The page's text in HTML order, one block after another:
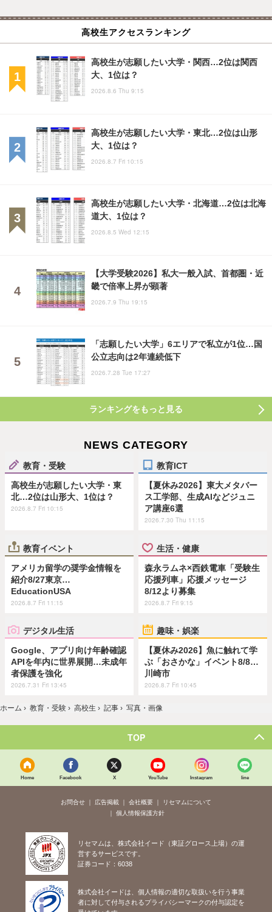
高校生アクセスランキング
高校生が志願したい大学・関西…2位は関西
大、1位は？
2026.8.6 Thu 9:15
高校生が志願したい大学・東北…2位は山形
大、1位は？
2026.8.7 Fri 10:15
高校生が志願したい大学・北海道…2位は北海
道大、1位は？
2026.8.5 Wed 12:15
【大学受験2026】私大一般入試、首都圏・近
畿で倍率上昇が顕著
2026.7.9 Thu 19:15
「志願したい大学」6エリアで私立が1位…国
公立志向は2年連続低下
2026.7.28 Tue 17:27
ランキングをもっと見る
NEWS CATEGORY
教育・受験
高校生が志願したい大学・東
北…2位は山形大、1位は？
2026.8.7 Fri 10:15
教育ICT
【夏休み2026】東大メタバー
ス工学部、生成AIなどジュニ
ア講座6選
2026.7.30 Thu 11:15
教育イベント
アメリカ留学の奨学金情報を
紹介8/27東京…
EducationUSA
2026.8.7 Fri 11:15
生活・健康
森永ラムネ×西鉄電車「受験生
応援列車」応援メッセージ
8/12より募集
2026.8.7 Fri 9:15
デジタル生活
Google、アプリ向け年齢確認
APIを年内に世界展開…未成年
者保護を強化
2026.7.31 Fri 13:45
趣味・娯楽
【夏休み2026】魚に触れて学
ぶ「おさかな」イベント8/8…
川崎市
2026.8.7 Fri 10:45
ホーム › 教育・受験 › 高校生 › 記事 › 写真・画像
TOP
Home Facebook X YouTube Instagram line
お問合せ 広告掲載 会社概要
リセマムについて
個人情報保護方針
リセマムは、株式会社イード（東証グロース上場）の運
営するサービスです。
証券コード：6038
株式会社イードは、個人情報の適切な取扱いを行う事業
者に対して付与されるプライバシーマークの付与認定を